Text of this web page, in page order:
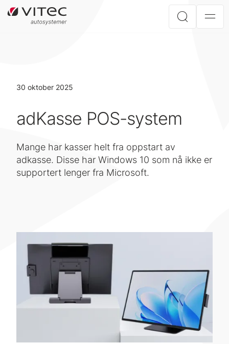
30 oktober 2025
adKasse POS-system
Mange har kasser helt fra oppstart av
adkasse. Disse har Windows 10 som nå ikke er
supportert lenger fra Microsoft.